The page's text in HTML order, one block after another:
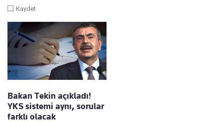
Kaydet
Bakan Tekin açıkladı!
YKS sistemi aynı, sorular
farklı olacak